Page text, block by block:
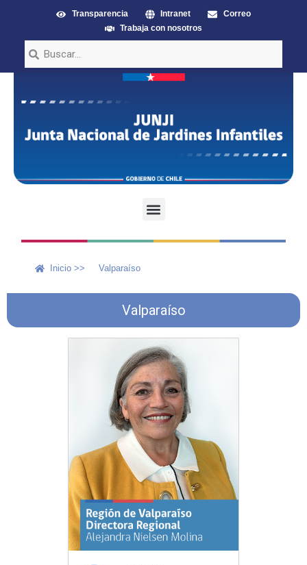
Transparencia Intranet
Correo
Trabaja con nosotros
Inicio >> Valparaíso
Valparaíso